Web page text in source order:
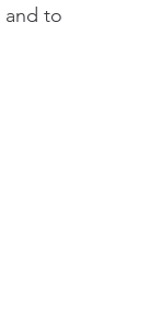
and to